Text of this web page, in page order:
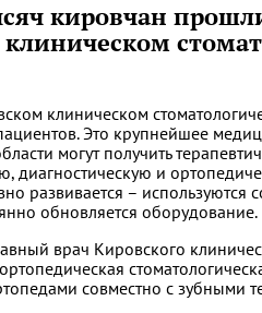
кировчан
клиническом
Это крупнейшее
могут получить
диагностическую и
развивается – используются
обновляется оборудование.
врач Кировского
совместно с зубными